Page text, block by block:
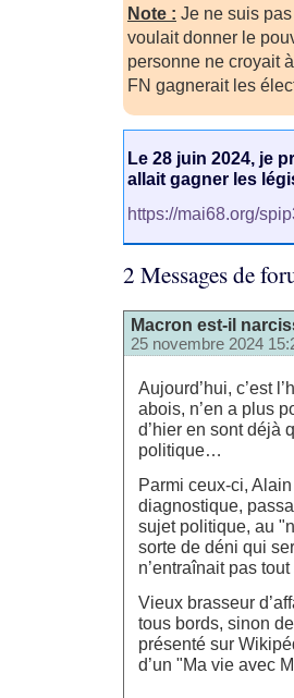
Note : Je ne suis
voulait donner le
personne ne croyait
FN gagnerait les
Le 28 juin 2024, je
allait gagner les
https://mai68.org/
2 Messages de
Macron est-il
25 novembre 2024
Aujourd’hui, c’est
abois, n’en a plus
d’hier en sont déjà
politique…
Parmi ceux-ci,
diagnostique,
sujet politique, au
sorte de déni qui
n’entraînait pas
Vieux brasseur
tous bords, sinon
présenté sur
d’un "Ma vie avec